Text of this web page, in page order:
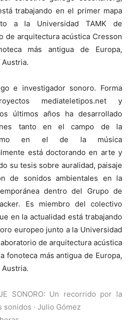
trabajando en el primer mapa
a la Universidad TAMK de
de arquitectura acústica Cresson
más antigua de Europa,
e investigador sonoro. Forma
mediateletipos.net y
últimos años ha desarrollado
tanto en el campo de la
como en el de la música
está doctorando en arte y
su tesis sobre auralidad, paisaje
de sonidos ambientales en la
dentro del Grupo de
Es miembro del colectivo
en la actualidad está trabajando
europeo junto a la Universidad
de arquitectura acústica
fonoteca más antigua de Europa,
SONORO: Un recorrido por la
· Julio Gómez